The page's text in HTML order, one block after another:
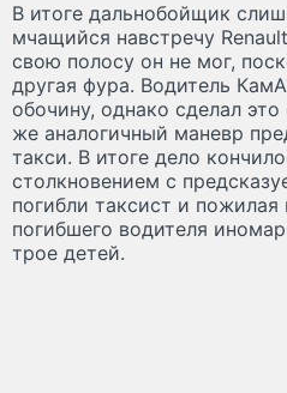
В итоге дальнобойщик
мчащийся навстречу
свою полосу он не мог,
другая фура. Водитель
обочину, однако сделал
же аналогичный маневр
такси. В итоге дело
столкновением с
погибли таксист и
погибшего водителя
трое детей.